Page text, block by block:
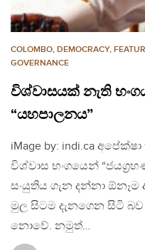
COLOMBO, DEMOCRACY,
GOVERNANCE
විශ්වාසයක් නැති
“යහපාලනය”
iMage by: indi.ca
විශ්වාස භංගයෙන්
සංයුතිය ගැන දන්නා
මුල සිටම දැනගෙන සිටි
නොවේ. නමුත්…